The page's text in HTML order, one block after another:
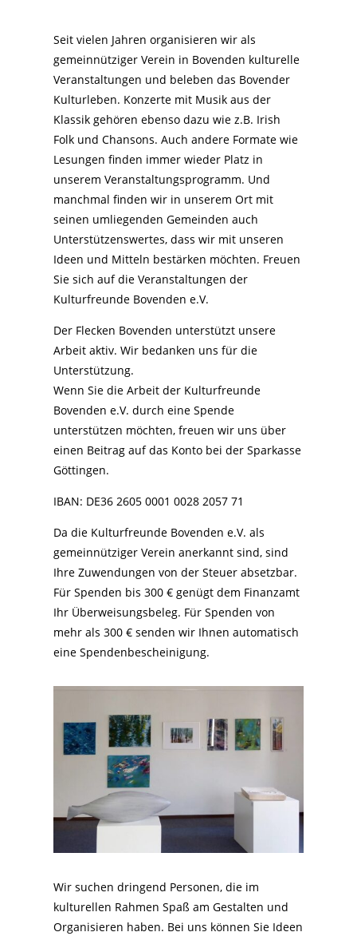
Seit vielen Jahren organisieren wir als
gemeinnütziger Verein in Bovenden kulturelle
Veranstaltungen und beleben das Bovender
Kulturleben. Konzerte mit Musik aus der
Klassik gehören ebenso dazu wie z.B. Irish
Folk und Chansons. Auch andere Formate wie
Lesungen finden immer wieder Platz in
unserem Veranstaltungsprogramm. Und
manchmal finden wir in unserem Ort mit
seinen umliegenden Gemeinden auch
Unterstützenswertes, dass wir mit unseren
Ideen und Mitteln bestärken möchten. Freuen
Sie sich auf die Veranstaltungen der
Kulturfreunde Bovenden e.V.
Der Flecken Bovenden unterstützt unsere
Arbeit aktiv. Wir bedanken uns für die
Unterstützung.
Wenn Sie die Arbeit der Kulturfreunde
Bovenden e.V. durch eine Spende
unterstützen möchten, freuen wir uns über
einen Beitrag auf das Konto bei der Sparkasse
Göttingen.
IBAN: DE36 2605 0001 0028 2057 71
Da die Kulturfreunde Bovenden e.V. als
gemeinnütziger Verein anerkannt sind, sind
Ihre Zuwendungen von der Steuer absetzbar.
Für Spenden bis 300 € genügt dem Finanzamt
Ihr Überweisungsbeleg. Für Spenden von
mehr als 300 € senden wir Ihnen automatisch
eine Spendenbescheinigung.
Wir suchen dringend Personen, die im
kulturellen Rahmen Spaß am Gestalten und
Organisieren haben. Bei uns können Sie Ideen